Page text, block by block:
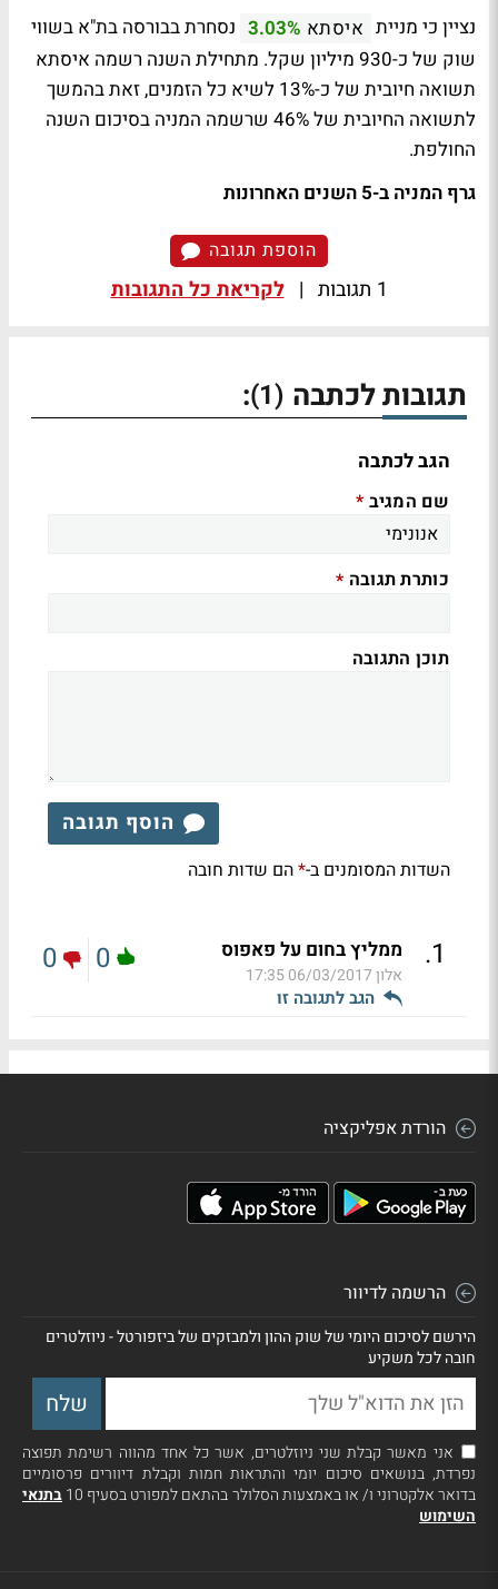
נציין כי מניית איסתא 3.03% נסחרת בבורסה בת"א בשווי
שוק של כ-930 מיליון שקל. מתחילת השנה רשמה איסתא
תשואה חיובית של כ-13% לשיא כל הזמנים, זאת בהמשך
לתשואה החיובית של 46% שרשמה המניה בסיכום השנה
החולפת.
גרף המניה ב-5 השנים האחרונות
הוספת תגובה
1 תגובות | לקריאת כל התגובות
תגובות לכתבה (1)
:
הגב לכתבה
שם המגיב *
כותרת תגובה *
תוכן התגובה
הוסף תגובה
השדות המסומנים ב-*הם שדות חובה
1
. ממליץ בחום על פאפוס
אלון06/03/2017 17:35
הגב לתגובה זו
0
0
הורדת אפליקציה
הרשמה לדיוור
הירשם לסיכום היומי של שוק ההון ולמבזקים של ביזפורטל - ניוזלטרים
חובה לכל משקיע
אני מאשר קבלת שני ניוזלטרים, אשר כל אחד מהווה רשימת תפוצה
נפרדת, בנושאים סיכום יומי והתראות חמות וקבלת דיוורים פרסומיים
בדואר אלקטרוני ו/ או באמצעות הסלולר בהתאם למפורט בסעיף 10
בתנאי
השימוש